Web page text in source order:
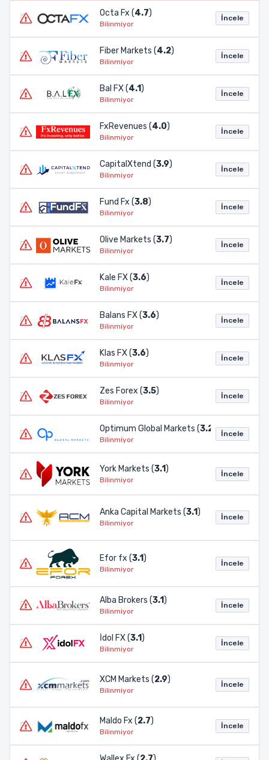
Octa Fx (4.7)
Bilinmiyor
İncele
Fiber Markets (4.2)
Bilinmiyor
İncele
Bal FX (4.1)
Bilinmiyor
İncele
FxRevenues (4.0)
Bilinmiyor
İncele
CapitalXtend (3.9)
Bilinmiyor
İncele
Fund Fx (3.8)
Bilinmiyor
İncele
Olive Markets (3.7)
Bilinmiyor
İncele
Kale FX (3.6)
Bilinmiyor
İncele
Balans FX (3.6)
Bilinmiyor
İncele
Klas FX (3.6)
Bilinmiyor
İncele
Zes Forex (3.5)
Bilinmiyor
İncele
Optimum Global Markets (3.2 )
Bilinmiyor
İncele
York Markets (3.1)
Bilinmiyor
İncele
Anka Capital Markets (3.1)
Bilinmiyor
İncele
Efor fx (3.1)
Bilinmiyor
İncele
Alba Brokers (3.1)
Bilinmiyor
İncele
İdol FX (3.1)
Bilinmiyor
İncele
XCM Markets (2.9)
Bilinmiyor
İncele
Maldo Fx (2.7)
Bilinmiyor
İncele